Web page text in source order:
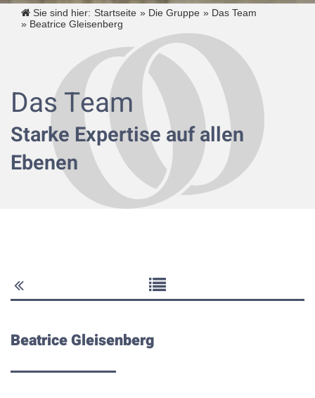
Sie sind hier: Startseite » Die Gruppe » Das Team
» Beatrice Gleisenberg
Das Team
Starke Expertise auf allen
Ebenen
Beatrice Gleisenberg